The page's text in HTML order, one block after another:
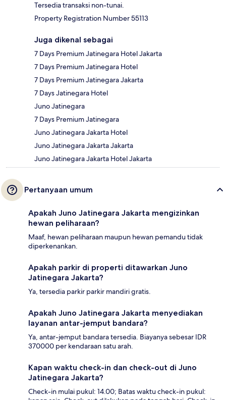
Tersedia transaksi non-tunai.
Property Registration Number 55113
Juga dikenal sebagai
7 Days Premium Jatinegara Hotel Jakarta
7 Days Premium Jatinegara Hotel
7 Days Premium Jatinegara Jakarta
7 Days Jatinegara Hotel
Juno Jatinegara
7 Days Premium Jatinegara
Juno Jatinegara Jakarta Hotel
Juno Jatinegara Jakarta Jakarta
Juno Jatinegara Jakarta Hotel Jakarta
Pertanyaan umum
Apakah Juno Jatinegara Jakarta mengizinkan
hewan peliharaan?
Maaf, hewan peliharaan maupun hewan pemandu tidak
diperkenankan.
Apakah parkir di properti ditawarkan Juno
Jatinegara Jakarta?
Ya, tersedia parkir parkir mandiri gratis.
Apakah Juno Jatinegara Jakarta menyediakan
layanan antar-jemput bandara?
Ya, antar-jemput bandara tersedia. Biayanya sebesar IDR
370000 per kendaraan satu arah.
Kapan waktu check-in dan check-out di Juno
Jatinegara Jakarta?
Check-in mulai pukul: 14.00; Batas waktu check-in pukul: